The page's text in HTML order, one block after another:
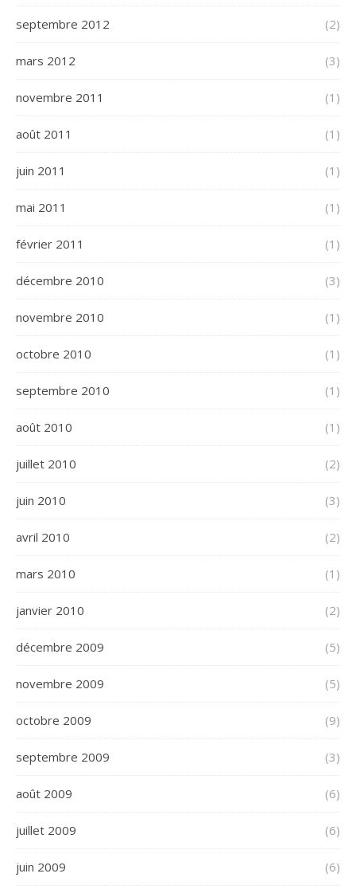
septembre 2012 (2)
mars 2012 (3)
novembre 2011 (1)
août 2011 (1)
juin 2011 (1)
mai 2011 (1)
février 2011 (1)
décembre 2010 (3)
novembre 2010 (1)
octobre 2010 (1)
septembre 2010 (1)
août 2010 (1)
juillet 2010 (2)
juin 2010 (3)
avril 2010 (2)
mars 2010 (1)
janvier 2010 (2)
décembre 2009 (5)
novembre 2009 (5)
octobre 2009 (9)
septembre 2009 (3)
août 2009 (6)
juillet 2009 (6)
juin 2009 (6)